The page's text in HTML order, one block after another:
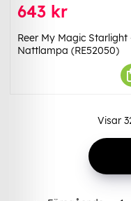
643 kr
Reer My Magic Starlight
Nattlampa (RE52050)
Visar